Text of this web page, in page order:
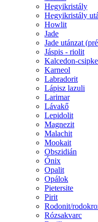
Hegyikristály
Hegyikristály
Howlit
Jade
Jade utánzat
Jáspis - riolit
Kalcedon-
Karneol
Labradorit
Lápisz lazuli
Larimar
Lávakő
Lepidolit
Magnezit
Malachit
Mookait
Obszidián
Ónix
Opalit
Opálok
Pietersite
Pirit
Rodonit/
Rózsakvarc